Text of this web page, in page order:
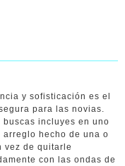
y sofisticación es el
para las novias.
incluyes en uno
hecho de una o
vez de quitarle
con las ondas de